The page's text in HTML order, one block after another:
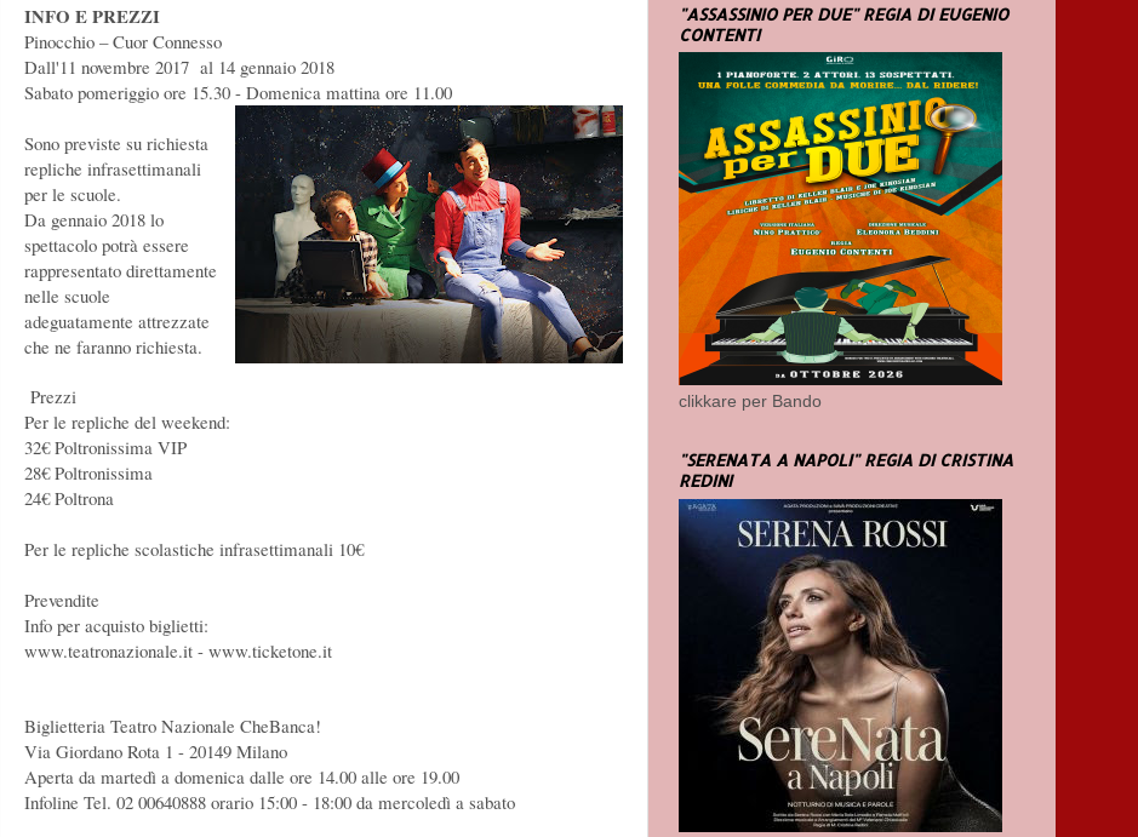
INFO E PREZZI
Pinocchio – Cuor Connesso
Dall'11 novembre 2017 al 14 gennaio 2018
Sabato pomeriggio ore 15.30 - Domenica mattina ore 11.00
Sono previste su richiesta
repliche infrasettimanali
per le scuole.
Da gennaio 2018 lo
spettacolo potrà essere
rappresentato direttamente
nelle scuole
adeguatamente attrezzate
che ne faranno richiesta.
Prezzi
Per le repliche del weekend:
32€ Poltronissima VIP
28€ Poltronissima
24€ Poltrona
Per le repliche scolastiche infrasettimanali 10€
Prevendite
Info per acquisto biglietti:
www.teatronazionale.it - www.ticketone.it
Biglietteria Teatro Nazionale CheBanca!
Via Giordano Rota 1 - 20149 Milano
Aperta da martedì a domenica dalle ore 14.00 alle ore 19.00
Infoline Tel. 02 00640888 orario 15:00 - 18:00 da mercoledì a sabato
"ASSASSINIO PER DUE" REGIA DI EUGENIO
CONTENTI
clikkare per Bando
"SERENATA A NAPOLI" REGIA DI CRISTINA
REDINI